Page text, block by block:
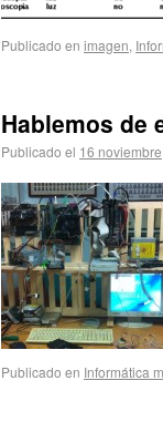
Publicado en imagen,
Hablemos de
Publicado el 16
Publicado en Informática